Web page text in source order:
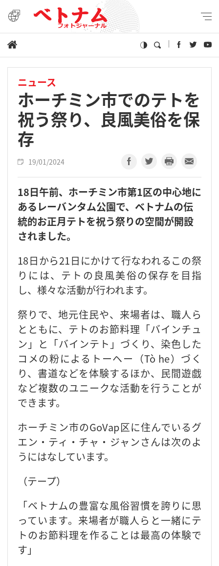
ニュース
ホーチミン市でのテトを
祝う祭り、良風美俗を保
存
19/01/2024
18日午前、ホーチミン市第1区の中心地に
あるレーバンタム公園で、ベトナムの伝
統的お正月テトを祝う祭りの空間が開設
されました。
18日から21日にかけて行なわれるこの祭
りには、テトの良風美俗の保存を目指
し、様々な活動が行われます。
祭りで、地元住民や、来場者は、職人ら
とともに、テトのお節料理「バインチュ
ン」と「バインテト」づくり、染色した
コメの粉によるトーヘー（Tò he）づく
り、書道などを体験するほか、民間遊戯
など複数のユニークな活動を行うことが
できます。
ホーチミン市のGoVap区に住んでいるグ
エン・ティ・チャ・ジャンさんは次のよ
うにはなしています。
（テープ）
「ベトナムの豊富な風俗習慣を誇りに思
っています。来場者が職人らと一緒にテ
トのお節料理を作ることは最高の体験で
す」